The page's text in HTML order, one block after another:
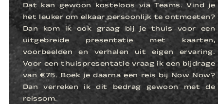
Dat kan gewoon kosteloos via Teams. Vind je
het leuker om elkaar persoonlijk te ontmoeten?
Dan kom ik ook graag bij je thuis voor een
uitgebreide presentatie met kaarten,
voorbeelden en verhalen uit eigen ervaring.
Voor een thuispresentatie vraag ik een bijdrage
van €75. Boek je daarna een reis bij Now Now?
Dan verreken ik dit bedrag gewoon met de
reissom.